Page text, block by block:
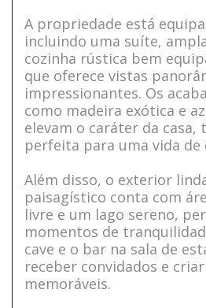
A propriedade está
incluindo uma suíte,
cozinha rústica bem
que oferece vistas
impressionantes. Os
como madeira exótica e
elevam o caráter da casa,
perfeita para uma vida
Além disso, o exterior
paisagístico conta com
livre e um lago sereno,
momentos de
cave e o bar na sala de
receber convidados e
memoráveis.